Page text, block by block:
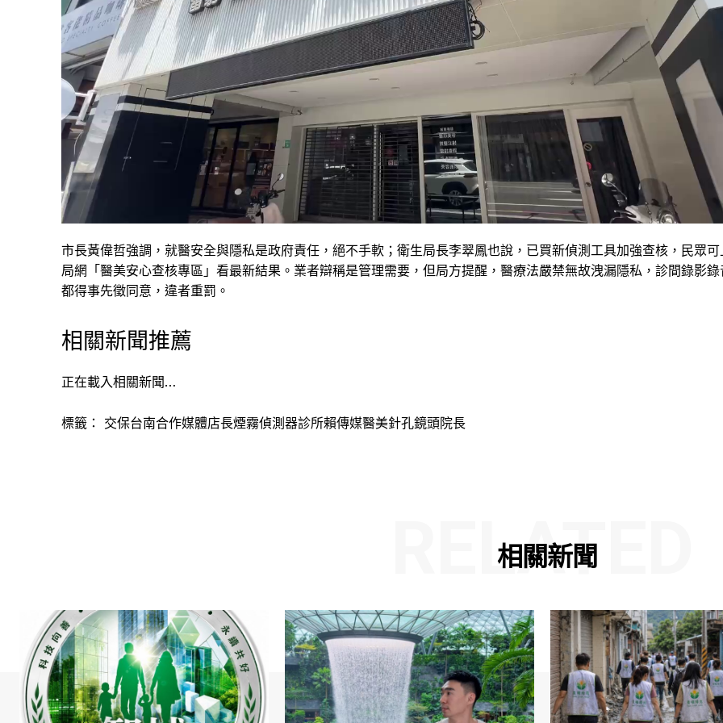
市長黃偉哲強調，就醫安全與隱私是政府責任，絕不手軟；衛生局長李翠鳳也說，已買新偵測工具加強查核，民眾可
局網「醫美安心查核專區」看最新結果。業者辯稱是管理需要，但局方提醒，醫療法嚴禁無故洩漏隱私，診間錄影錄
都得事先徵同意，違者重罰。
相關新聞推薦
正在載入相關新聞…
標籤： 交保台南合作媒體店長煙霧偵測器診所賴傳媒醫美針孔鏡頭院長
相關新聞
RELATED